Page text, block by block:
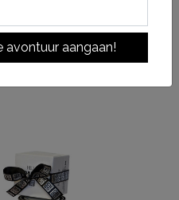
avontuur aangaan!